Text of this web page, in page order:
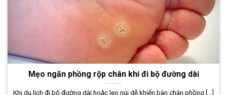
Mẹo ngăn phồng rộp chân khi đi bộ đường dài
Khi du lịch đi bộ đường dài hoặc leo núi dễ khiến bàn chân phồng [...]